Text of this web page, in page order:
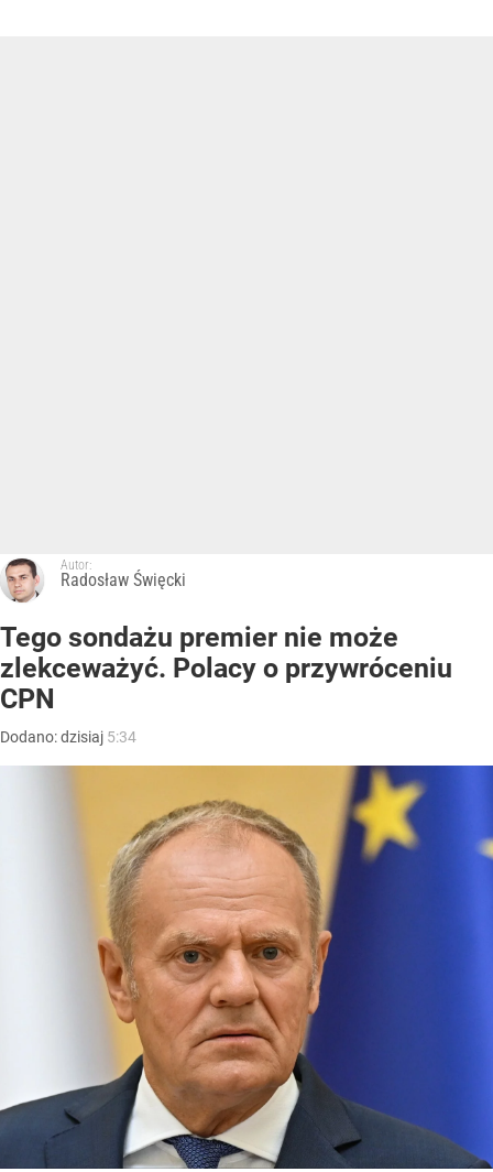
Autor:
Radosław Święcki
Tego sondażu premier nie może
zlekceważyć. Polacy o przywróceniu
CPN
Dodano:dzisiaj 5:34